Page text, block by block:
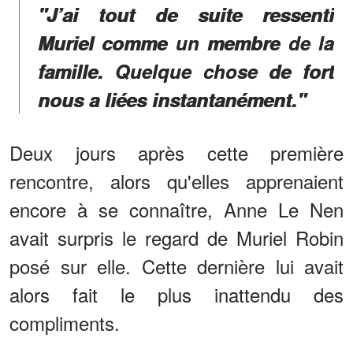
"J’ai tout de suite ressenti
Muriel comme un membre de la
famille. Quelque chose de fort
nous a liées instan­­ta­­né­­ment."
Deux jours après cette première
rencontre, alors qu'elles apprenaient
encore à se connaître, Anne Le Nen
avait surpris le regard de Muriel Robin
posé sur elle. Cette dernière lui avait
alors fait le plus inattendu des
compliments.